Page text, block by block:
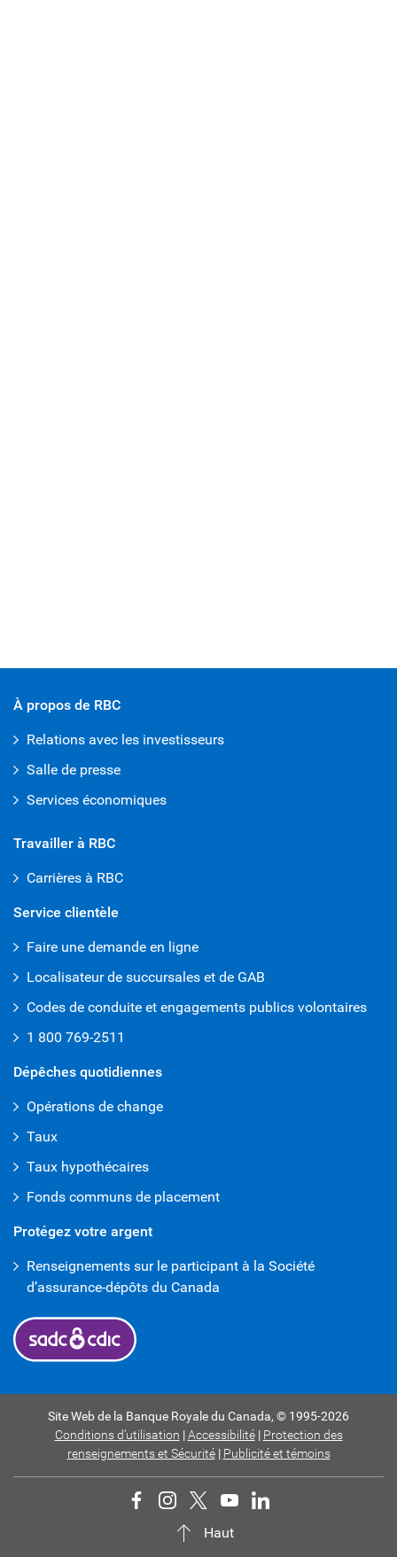
À propos de RBC
Relations avec les investisseurs
Salle de presse
Services économiques
Travailler à RBC
Carrières à RBC
Service clientèle
Faire une demande en ligne
Localisateur de succursales et de GAB
Codes de conduite et engagements publics volontaires
1 800 769-2511
Dépêches quotidiennes
Opérations de change
Taux
Taux hypothécaires
Fonds communs de placement
Protégez votre argent
Renseignements sur le participant à la Société
d’assurance-dépôts du Canada
Site Web de la Banque Royale du Canada, © 1995-2026
Conditions d’utilisation |Accessibilité| Protection des
renseignements et Sécurité| Publicité et témoins
Haut